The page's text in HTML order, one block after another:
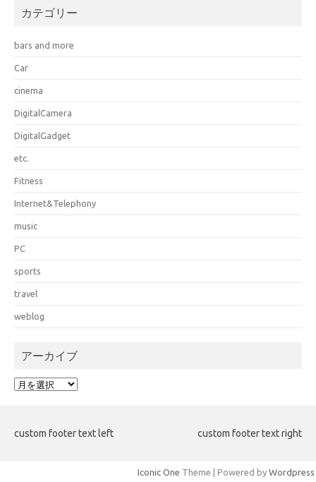
カテゴリー
bars and more
Car
cinema
DigitalCamera
DigitalGadget
etc.
Fitness
Internet&Telephony
music
PC
sports
travel
weblog
アーカイブ
ア
ブ
custom footer text left custom footer text right
Iconic One Theme | Powered by Wordpress